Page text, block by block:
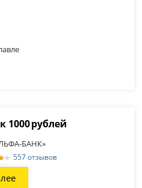
1000 рублей
БАНК»
557 отзывов